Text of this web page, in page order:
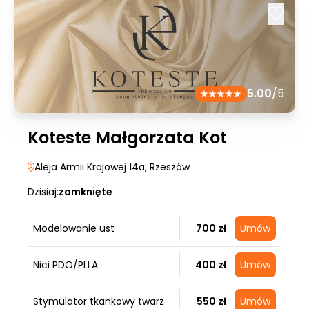
5.00/5
Koteste Małgorzata Kot
Aleja Armii Krajowej 14a, Rzeszów
Dzisiaj:zamknięte
Modelowanie ust 700 zł Umów
Nici PDO/PLLA 400 zł Umów
Stymulator tkankowy twarz 550 zł Umów